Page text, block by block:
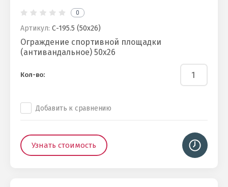
0
Артикул: С-195.5 (50х26)
Ограждение спортивной площадки
(антивандальное) 50х26
Кол-во:
Добавить к сравнению
Узнать стоимость